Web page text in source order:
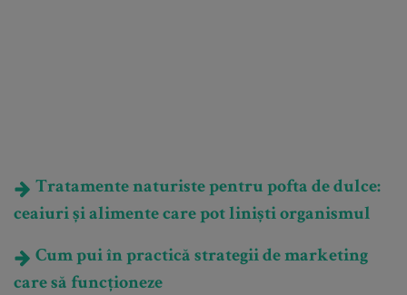
Tratamente naturiste pentru pofta de dulce:
ceaiuri și alimente care pot liniști organismul
Cum pui în practică strategii de marketing
care să funcționeze